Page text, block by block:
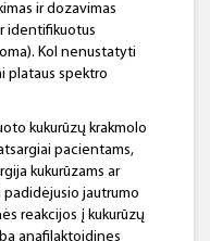
ir dozavimas
identifikuotus
Kol nenustatyti
plataus spektro
kukurūzų krakmolo
pacientams,
kukurūzams ar
padidėjusio jautrumo
reakcijos į kukurūzų
anafilaktoidines